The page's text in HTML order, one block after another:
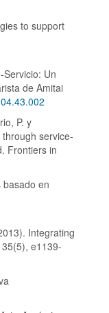
to support
Un
de Amitai
P. y
service-
Frontiers in
en
Integrating
e1139-